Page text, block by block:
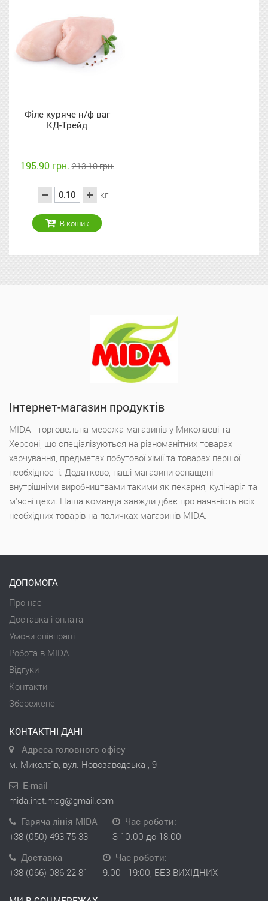
Філе куряче н/ф ваг
КД-Трейд
195.90 грн.213.10 грн.
кг
В кошик
Інтернет-магазин продуктів
MIDA - торговельна мережа магазинів у Миколаєві та
Херсоні, що спеціалізуються на різноманітних товарах
харчування, предметах побутової хімії та товарах першої
необхідності. Додатково, наші магазини оснащені
внутрішніми виробництвами такими як пекарня, кулінарія та
м'ясні цехи. Наша команда завжди дбає про наявність всіх
необхідних товарів на поличках магазинів MIDA.
ДОПОМОГА
Про нас
Доставка і оплата
Умови співпраці
Робота в MIDA
Відгуки
Контакти
Збережене
КОНТАКТНІ ДАНІ
Адреса головного офісу
м. Миколаїв, вул. Новозаводська , 9
E-mail
mida.inet.mag@gmail.com
Гаряча лінія MIDA
+38 (050) 493 75 33
Час роботи:
З 10.00 до 18.00
Доставка
+38 (066) 086 22 81
Час роботи:
9.00 - 19:00, БЕЗ ВИХІДНИХ